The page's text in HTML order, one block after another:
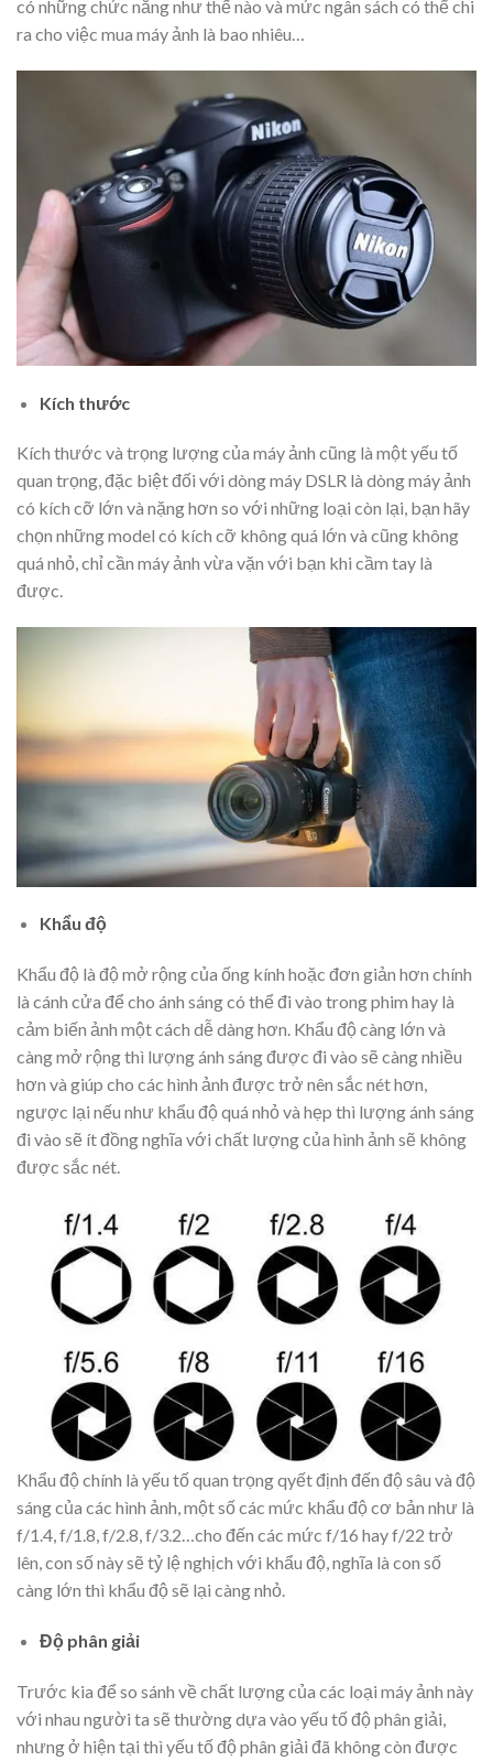
có những chức năng như thế nào và mức ngân sách có thể chi
ra cho việc mua máy ảnh là bao nhiêu…
Kích thước
Kích thước và trọng lượng của máy ảnh cũng là một yếu tố
quan trọng, đặc biệt đối với dòng máy DSLR là dòng máy ảnh
có kích cỡ lớn và nặng hơn so với những loại còn lại, bạn hãy
chọn những model có kích cỡ không quá lớn và cũng không
quá nhỏ, chỉ cần máy ảnh vừa vặn với bạn khi cầm tay là
được.
Khẩu độ
Khẩu độ là độ mở rộng của ống kính hoặc đơn giản hơn chính
là cánh cửa để cho ánh sáng có thể đi vào trong phim hay là
cảm biến ảnh một cách dễ dàng hơn. Khẩu độ càng lớn và
càng mở rộng thì lượng ánh sáng được đi vào sẽ càng nhiều
hơn và giúp cho các hình ảnh được trở nên sắc nét hơn,
ngược lại nếu như khẩu độ quá nhỏ và hẹp thì lượng ánh sáng
đi vào sẽ ít đồng nghĩa với chất lượng của hình ảnh sẽ không
được sắc nét.
Khẩu độ chính là yếu tố quan trọng qyết định đến độ sâu và độ
sáng của các hình ảnh, một số các mức khẩu độ cơ bản như là
f/1.4, f/1.8, f/2.8, f/3.2…cho đến các mức f/16 hay f/22 trở
lên, con số này sẽ tỷ lệ nghịch với khẩu độ, nghĩa là con số
càng lớn thì khẩu độ sẽ lại càng nhỏ.
Độ phân giải
Trước kia để so sánh về chất lượng của các loại máy ảnh này
với nhau người ta sẽ thường dựa vào yếu tố độ phân giải,
nhưng ở hiện tại thì yếu tố độ phân giải đã không còn được